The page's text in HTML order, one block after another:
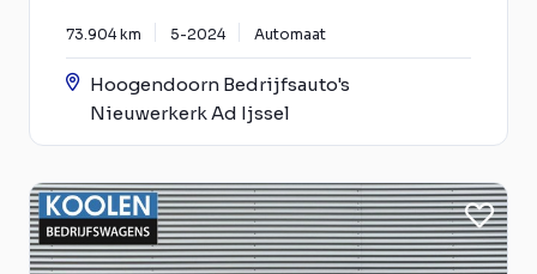
73.904 km 5-2024 Automaat
Hoogendoorn Bedrijfsauto's
Nieuwerkerk Ad Ijssel